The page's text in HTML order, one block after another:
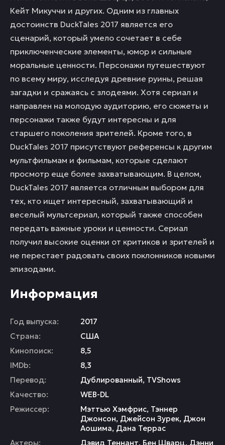
Кейт Микуччи и других. Одним из главных
достоинств DuckTales 2017 является его
сценарий, который умело сочетает в себе
приключенческие элементы, юмор и сильные
моральные ценности. Персонажи путешествуют
по всему миру, исследуя древние руины, решая
загадки и сражаясь с злодеями. Хотя сериал и
направлен на молодую аудиторию, его сюжеты и
персонажи также будут интересны и для
старшего поколения зрителей. Кроме того, в
DuckTales 2017 присутствуют референсы к другим
мультфильмам и фильмам, которые сделают
просмотр еще более захватывающим. В целом,
DuckTales 2017 является отличным выбором для
тех, кто ищет интересный, захватывающий и
веселый мультсериал, который также способен
передать важные уроки и ценности. Сериал
получил высокие оценки от критиков и зрителей и
не перестает радовать своих поклонников новыми
эпизодами.
Информация
Год выпуска:
2017
Страна:
США
Кинопоиск:
8,5
IMDb:
8,3
Перевод:
Дублированный, TVShows
Качество:
WEB-DL
Режиссер:
Мэттью Хэмфрис, Тэннер
Джонсон, Джейсон Зурек, Джон
Аошима, Дана Террас
Актеры:
Дэвид Теннант, Бен Шварц, Дэнни